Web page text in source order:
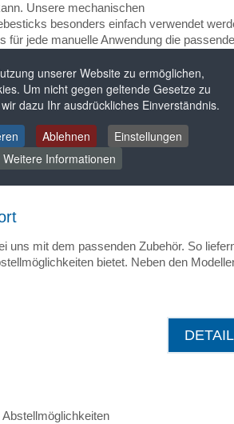
Unsere mechanischen
besonders einfach verwendet
für jede manuelle Anwendung die passende
die mechanischen
perfekte Handhabung, Zuverlässigkeit und
für ein ermüdungsfreies Arbeiten.
uns mit dem passenden Zubehör. So
bietet. Neben den
unserer Website zu ermöglichen,
Um nicht gegen geltende Gesetze zu
dazu Ihr ausdrückliches Einverständnis.
Ablehnen
Einstellungen
Weitere Informationen